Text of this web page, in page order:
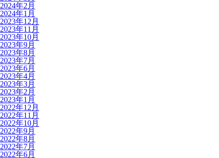
2024年2月
2024年1月
2023年12月
2023年11月
2023年10月
2023年9月
2023年8月
2023年7月
2023年6月
2023年4月
2023年3月
2023年2月
2023年1月
2022年12月
2022年11月
2022年10月
2022年9月
2022年8月
2022年7月
2022年6月